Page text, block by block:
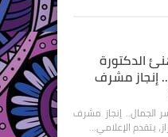
الدكتورة
إنجاز مشرف
الجمال.. إنجاز مشرف
يتقدم الإعلامي…